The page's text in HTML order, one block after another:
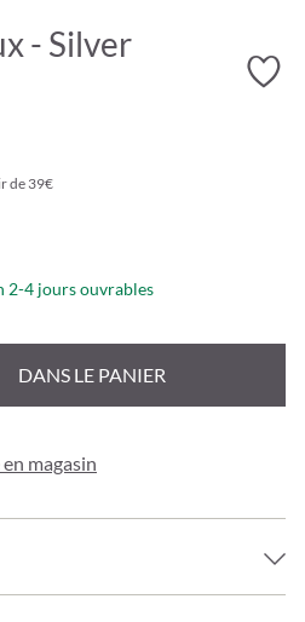
- Silver
de 39€
2-4 jours ouvrables
DANS LE PANIER
magasin